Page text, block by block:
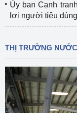
Ủy ban Cạnh
lợi người tiêu dùng
THỊ TRƯỜNG